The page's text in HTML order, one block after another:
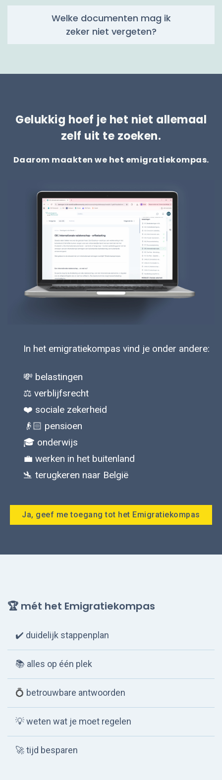
Welke documenten mag ik
zeker niet vergeten?
Gelukkig hoef je het niet allemaal
zelf uit te zoeken.
Daarom maakten we het emigratiekompas.
In het emigratiekompas vind je onder andere:
💸 belastingen
⚖️ verblijfsrecht
❤️ sociale zekerheid
👴🏻 pensioen
🎓 onderwijs
💼 werken in het buitenland
🛬 terugkeren naar België
Ja, geef me toegang tot het Emigratiekompas
🏆 mét het Emigratiekompas
✔️ duidelijk stappenplan
📚 alles op één plek
💍 betrouwbare antwoorden
💡 weten wat je moet regelen
🚀tijd besparen